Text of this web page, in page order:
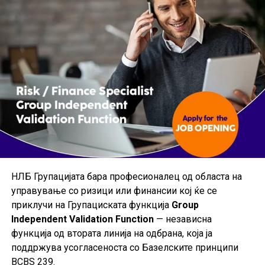
согласно потребите на Банката.
Кандидатите треба да располагаат со
следнитеквалификации и познавања:
завршено високо образование;
важечка лиценца за овластен проценител;
работно искуство во областа на проценување
на недвижен имот ќе се смета за предност;
солидно познавање на англиски јазик;
одлично познавање на MS Office пакетот и
работа со компјутери;
возачка дозвола „Б“ категорија и активно
возачко искуство.
Избраниот кандидат треба да ги поседува
НЛБ Групацијата бара професионалец од областа на
управување со ризици или финансии кој ќе се
приклучи на Групациската функција Group
Independent Validation Function— независна
функција од втората линија на одбрана, која ја
поддржува усогласеноста со Базелските принципи
BCBS 239.